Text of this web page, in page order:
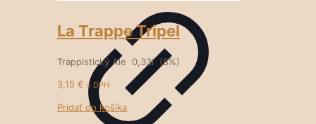
La Trappe Tripel
Trappistický Ale 0,33l (8%)
3,15 € s DPH
Pridať do košíka